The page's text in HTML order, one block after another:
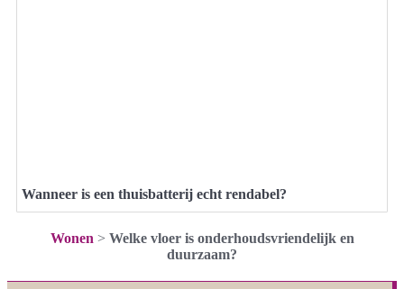
Wanneer is een thuisbatterij echt rendabel?
Wonen > Welke vloer is onderhoudsvriendelijk en
duurzaam?